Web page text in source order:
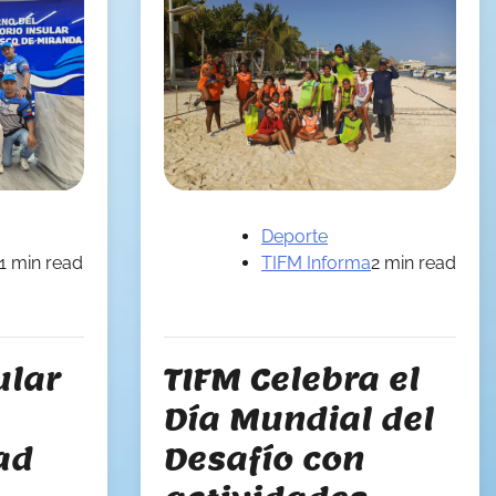
1 min read
Deporte
TIFM Informa2 min read
TIFM Celebra el
Día Mundial del
Desafío con